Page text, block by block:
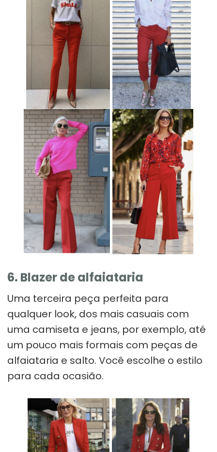
6. Blazer de alfaiataria
Uma terceira peça perfeita para
qualquer look, dos mais casuais com
uma camiseta e jeans, por exemplo, até
um pouco mais formais com peças de
alfaiataria e salto. Você escolhe o estilo
para cada ocasião.